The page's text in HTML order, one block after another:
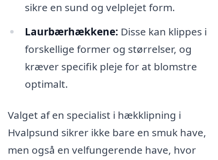
sikre en sund og velplejet form.
Laurbærhækkene: Disse kan klippes i
forskellige former og størrelser, og
kræver specifik pleje for at blomstre
optimalt.
Valget af en specialist i hækklipning i
Hvalpsund sikrer ikke bare en smuk have,
men også en velfungerende have, hvor